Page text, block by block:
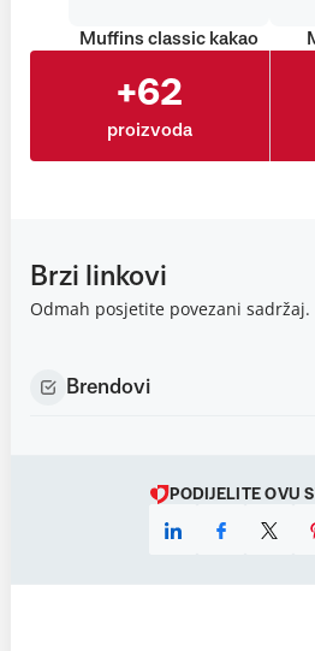
Muffins classic kakao
+62
proizvoda
Brzi linkovi
Odmah posjetite povezani sadržaj.
Brendovi
PODIJELITE OVU